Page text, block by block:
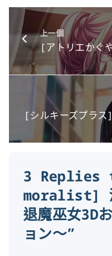
上一個
[アトリエか
[シルキーズプラ
3 Replies
moralist]
退魔巫女3D
ョン～”